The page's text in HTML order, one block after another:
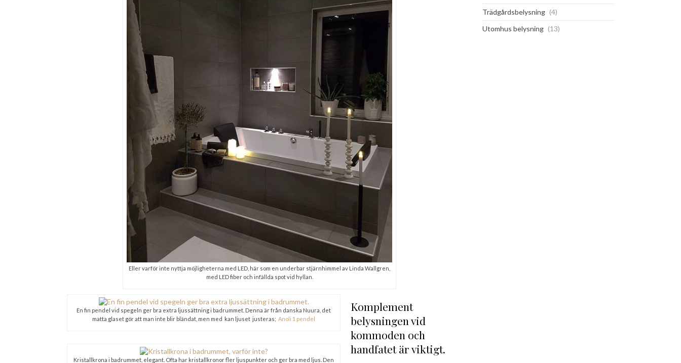
Eller varför inte nyttja möjligheterna med LED, här som en underbar stjärnhimmel av Linda Wallgren,
med LED fiber och infällda spot vid hyllan.
En fin pendel vid spegeln ger bra extra ljussättning i badrummet. Denna är från danska Nuura, det
matta glaset gör att man inte blir bländat, men med kan ljuset justeras; Anoli 1 pendel
Kristallkrona i badrummet, elegant. Ofta har kristallkronor fler ljuspunkter och ger bra med ljus. Den
Komplement
belysningen vid
kommoden och
handfatet är viktigt.
Trädgårdsbelysning (4)
Utomhus belysning (13)